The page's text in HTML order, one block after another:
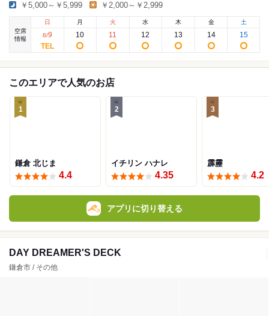
￥5,000～￥5,999 ￥2,000～￥2,999
空席
情報
日
8/9
月
10
火
11
水
12
木
13
金
14
土
15
このエリアで人気のお店
1
鎌倉 北じま
4.4
2
イチリン ハナレ
4.35
3
霹靂
4.2
アプリに切り替える
DAY DREAMER'S DECK
鎌倉市 / その他